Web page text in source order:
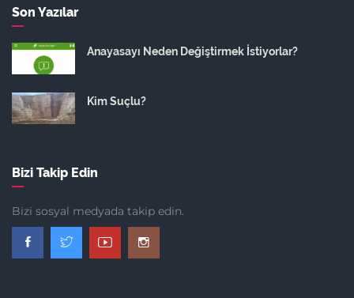
Son Yazılar
Anayasayı Neden Değiştirmek İstiyorlar?
Kim Suçlu?
Bizi Takip Edin
Bizi sosyal medyada takip edin.